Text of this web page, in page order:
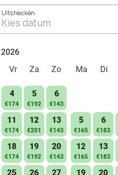
Uitchecken
Kies datum
Vr Za Zo
4
€174
5
€192
6
€143
11
€174
12
€201
13
€143
18
€174
19
€192
20
€143
25 26 27
Ma
Di
5
€165
6
€183
12
€165
13
€183
19 20